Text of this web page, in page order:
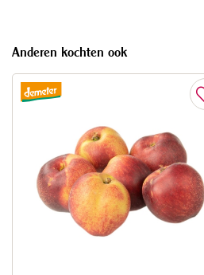
Anderen kochten ook